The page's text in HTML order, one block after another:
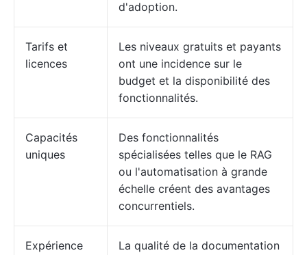
d'adoption.
Tarifs et
licences
Les niveaux gratuits et payants
ont une incidence sur le
budget et la disponibilité des
fonctionnalités.
Capacités
uniques
Des fonctionnalités
spécialisées telles que le RAG
ou l'automatisation à grande
échelle créent des avantages
concurrentiels.
Expérience
La qualité de la documentation